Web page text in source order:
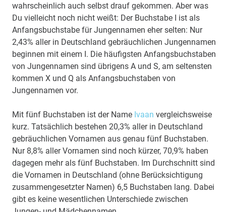
wahrscheinlich auch selbst drauf gekommen. Aber was
Du vielleicht noch nicht weißt: Der Buchstabe I ist als
Anfangsbuchstabe für Jungennamen eher selten: Nur
2,43% aller in Deutschland gebräuchlichen Jungennamen
beginnen mit einem I. Die häufigsten Anfangsbuchstaben
von Jungennamen sind übrigens A und S, am seltensten
kommen X und Q als Anfangsbuchstaben von
Jungennamen vor.
Mit fünf Buchstaben ist der Name Ivaan vergleichsweise
kurz. Tatsächlich bestehen 20,3% aller in Deutschland
gebräuchlichen Vornamen aus genau fünf Buchstaben.
Nur 8,8% aller Vornamen sind noch kürzer, 70,9% haben
dagegen mehr als fünf Buchstaben. Im Durchschnitt sind
die Vornamen in Deutschland (ohne Berücksichtigung
zusammengesetzter Namen) 6,5 Buchstaben lang. Dabei
gibt es keine wesentlichen Unterschiede zwischen